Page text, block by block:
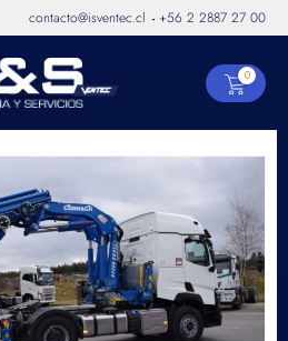
contacto@isventec.cl - +56 2 2887 27 00
0